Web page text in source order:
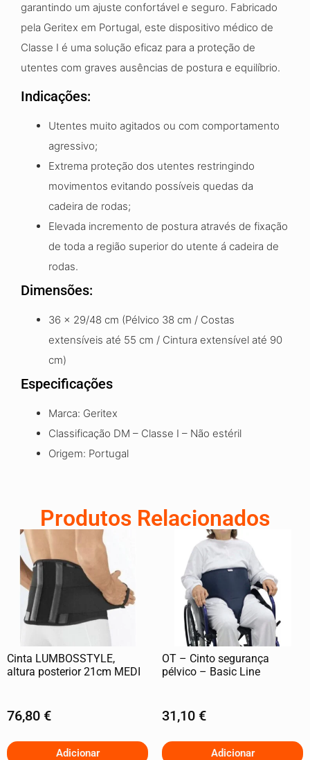
garantindo um ajuste confortável e seguro. Fabricado
pela Geritex em Portugal, este dispositivo médico de
Classe I é uma solução eficaz para a proteção de
utentes com graves ausências de postura e equilíbrio.
Indicações:
Utentes muito agitados ou com comportamento
agressivo;
Extrema proteção dos utentes restringindo
movimentos evitando possíveis quedas da
cadeira de rodas;
Elevada incremento de postura através de fixação
de toda a região superior do utente á cadeira de
rodas.
Dimensões:
36 x 29/48 cm (Pélvico 38 cm / Costas
extensíveis até 55 cm / Cintura extensível até 90
cm)
Especificações
Marca: Geritex
Classificação DM – Classe I – Não estéril
Origem: Portugal
Produtos Relacionados
Cinta LUMBOSSTYLE,
altura posterior 21cm MEDI
76,80 €
Adicionar
OT – Cinto segurança
pélvico – Basic Line
31,10 €
Adicionar